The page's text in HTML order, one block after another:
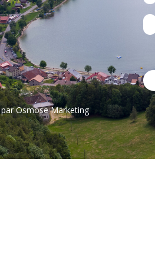
parOsmose Marketing